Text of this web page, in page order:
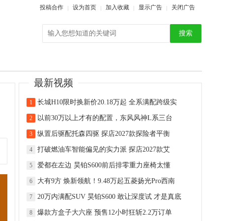
投稿合作 设为首页 加入收藏 显示广告 关闭广告
搜索
最新视频
1 长城H10限时换新价20.18万起 全系满配跨级实
2 以前30万以上才有的配置，东风风神L系三台
3 纵置后驱配托森四驱 探店2027款探险者平衡
4 打破燃油车智能偏见的实力派 探店2027款艾
5 爱都在左边 昊铂S600前后排零重力座椅太懂
6 大有9方 焕新领航！9.48万起五菱扬光Pro西南
7 20万内满配SUV 昊铂S600 敢让深度试 才是真底
8 爆款方盒子大六座 预售12小时狂斩2.2万订单